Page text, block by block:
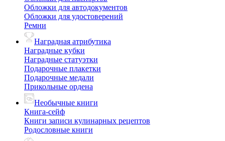
Обложки для автодокументов
Обложки для удостоверений
Ремни
Наградная атрибутика
Наградные кубки
Наградные статуэтки
Подарочные плакетки
Подарочные медали
Прикольные ордена
Необычные книги
Книга-сейф
Книги записи кулинарных рецептов
Родословные книги